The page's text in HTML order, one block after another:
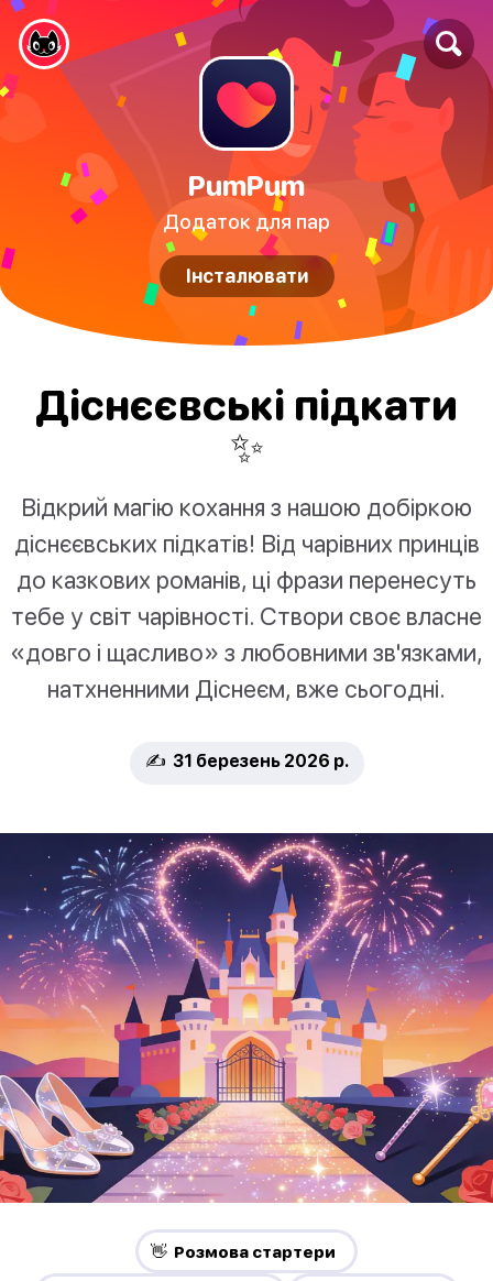
PumPum
Додаток для пар
Інсталювати
Діснєєвські підкати
✨
Відкрий магію кохання з нашою добіркою
діснєєвських підкатів! Від чарівних принців
до казкових романів, ці фрази перенесуть
тебе у світ чарівності. Створи своє власне
«довго і щасливо» з любовними зв'язками,
натхненними Діснеєм, вже сьогодні.
✍️ 31 березень 2026 р.
👋 Pозмова стартери